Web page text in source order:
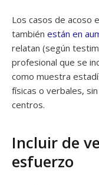
Los casos de acoso
también están en
relatan (según
profesional que se
como muestra
físicas o verbales,
centros.
Incluir de
esfuerzo